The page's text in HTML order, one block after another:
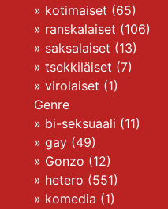
» kotimaiset (65)
» ranskalaiset (106)
» saksalaiset (13)
» tsekkiläiset (7)
» virolaiset (1)
Genre
» bi-seksuaali (11)
» gay(49)
» Gonzo (12)
» hetero (551)
» komedia (1)